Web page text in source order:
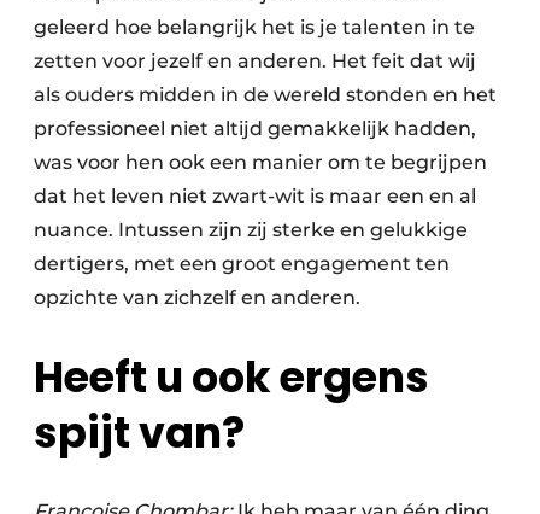
geleerd hoe belangrijk het is je talenten in te
zetten voor jezelf en anderen. Het feit dat wij
als ouders midden in de wereld stonden en het
professioneel niet altijd gemakkelijk hadden,
was voor hen ook een manier om te begrijpen
dat het leven niet zwart-wit is maar een en al
nuance. Intussen zijn zij sterke en gelukkige
dertigers, met een groot engagement ten
opzichte van zichzelf en anderen.
Heeft u ook ergens
spijt van?